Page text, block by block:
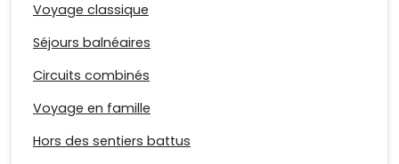
Voyage classique
Séjours balnéaires
Circuits combinés
Voyage en famille
Hors des sentiers battus